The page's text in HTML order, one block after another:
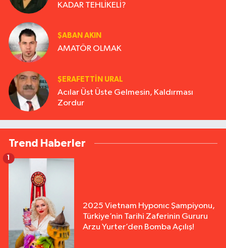
KADAR TEHLİKELİ?
ŞABAN AKIN
AMATÖR OLMAK
ŞERAFETTIN URAL
Acılar Üst Üste Gelmesin, Kaldırması
Zordur
Trend Haberler
2025 Vietnam Hyponıc Şampiyonu,
Türkiye’nin Tarihi Zaferinin Gururu
Arzu Yurter’den Bomba Açılış!
1